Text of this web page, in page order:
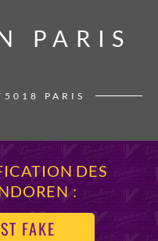
PARIS
PARIS
PARIS
DES
:
FAKE